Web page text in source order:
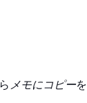
メモにコピーを